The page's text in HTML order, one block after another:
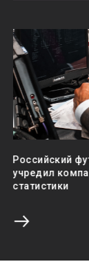
Российский
учредил
статистики